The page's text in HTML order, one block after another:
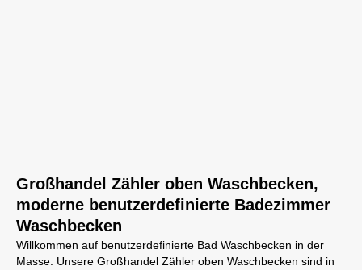
Großhandel Zähler oben Waschbecken,
moderne benutzerdefinierte Badezimmer
Waschbecken
Willkommen auf benutzerdefinierte Bad Waschbecken in der
Masse. Unsere Großhandel Zähler oben Waschbecken sind in